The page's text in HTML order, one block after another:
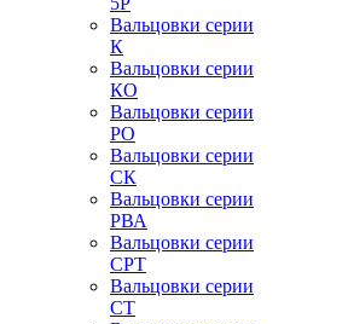
Вальцовки серии
К
Вальцовки серии
КО
Вальцовки серии
РО
Вальцовки серии
СК
Вальцовки серии
РВА
Вальцовки серии
СРТ
Вальцовки серии
СТ